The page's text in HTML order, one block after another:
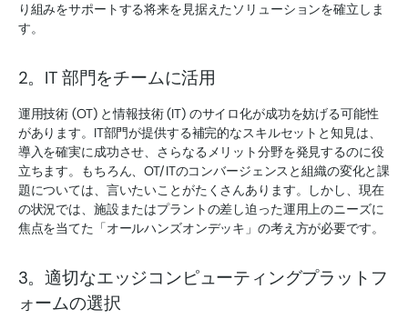
り組みをサポートする将来を見据えたソリューションを確立しま
す。
2。IT 部門をチームに活用
運用技術 (OT) と情報技術 (IT) のサイロ化が成功を妨げる可能性
があります。IT部門が提供する補完的なスキルセットと知見は、
導入を確実に成功させ、さらなるメリット分野を発見するのに役
立ちます。もちろん、OT/ITのコンバージェンスと組織の変化と課
題については、言いたいことがたくさんあります。しかし、現在
の状況では、施設またはプラントの差し迫った運用上のニーズに
焦点を当てた「オールハンズオンデッキ」の考え方が必要です。
3。適切なエッジコンピューティングプラットフ
ォームの選択